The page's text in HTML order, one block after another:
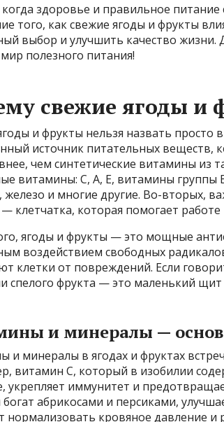
когда здоровье и правильное
того, как свежие ягоды и фрукты
выбор и улучшить качество жизни.
полезного питания!
свежие ягоды и
и фрукты нельзя назвать
источник питательных веществ,
чем синтетические витамины из
витамины: С, А, Е, витамины
железо и многие другие. Во-вторых,
клетчатка, которая помогает
ягоды и фрукты — это мощные
воздействием свободных
клетки от повреждений. Если
спелого фрукта — это маленький
и минералы —
и минералы в ягодах и фруктах
витамин C, который в изобилии
укрепляет иммунитет и
абрикосами и персиками,
нормализовать кровяное давление и